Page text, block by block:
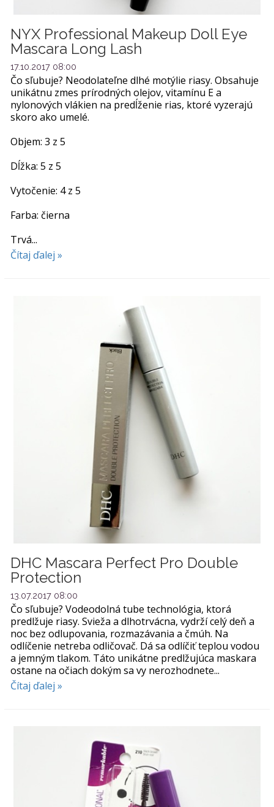
NYX Professional Makeup Doll Eye
Mascara Long Lash
17.10.2017 08:00
Čo sľubuje? Neodolateľne dlhé motýlie riasy. Obsahuje
unikátnu zmes prírodných olejov, vitamínu E a
nylonových vlákien na predĺženie rias, ktoré vyzerajú
skoro ako umelé.
Objem: 3 z 5
Dĺžka: 5 z 5
Vytočenie: 4 z 5
Farba: čierna
Trvá...
Čítaj ďalej »
DHC Mascara Perfect Pro Double
Protection
13.07.2017 08:00
Čo sľubuje? Vodeodolná tube technológia, ktorá
predlžuje riasy. Svieža a dlhotrvácna, vydrží celý deň a
noc bez odlupovania, rozmazávania a čmúh. Na
odlíčenie netreba odličovač. Dá sa odlíčiť teplou vodou
a jemným tlakom. Táto unikátne predlžujúca maskara
ostane na očiach dokým sa vy nerozhodnete...
Čítaj ďalej »